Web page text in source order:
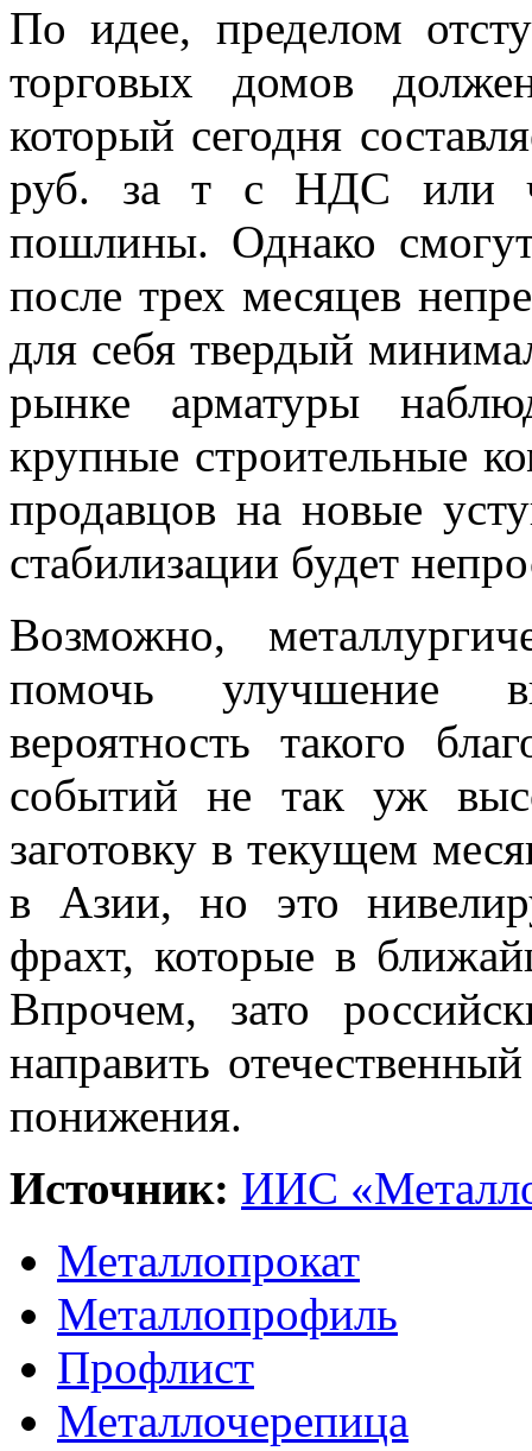
По идее, пределом
торговых домов
который сегодня
руб. за т с НДС или
пошлины. Однако
после трех месяцев
для себя твердый
рынке арматуры
крупные строительные
продавцов на новые
стабилизации будет
Возможно,
помочь улучшение
вероятность такого
событий не так уж
заготовку в текущем
в Азии, но это
фрахт, которые в
Впрочем, зато
направить
понижения.
Источник: ИИС
Металлопрокат
Металлопрофиль
Профлист
Металлочерепица